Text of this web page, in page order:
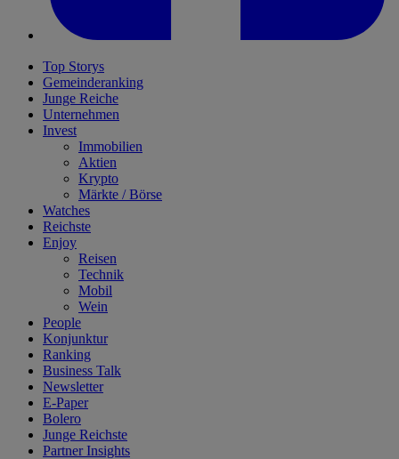
Top Storys
Gemeinderanking
Junge Reiche
Unternehmen
Invest
Immobilien
Aktien
Krypto
Märkte / Börse
Watches
Reichste
Enjoy
Reisen
Technik
Mobil
Wein
People
Konjunktur
Ranking
Business Talk
Newsletter
E-Paper
Bolero
Junge Reichste
Partner Insights